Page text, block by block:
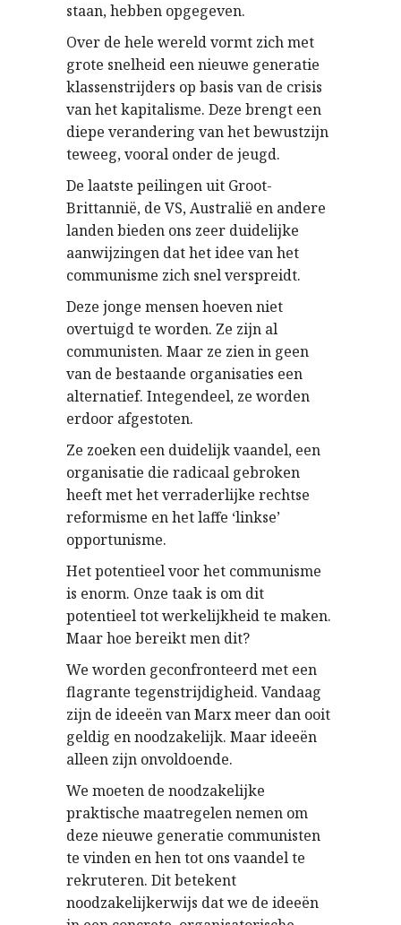
staan, hebben opgegeven.
Over de hele wereld vormt zich met
grote snelheid een nieuwe generatie
klassenstrijders op basis van de crisis
van het kapitalisme. Deze brengt een
diepe verandering van het bewustzijn
teweeg, vooral onder de jeugd.
De laatste peilingen uit Groot-
Brittannië, de VS, Australië en andere
landen bieden ons zeer duidelijke
aanwijzingen dat het idee van het
communisme zich snel verspreidt.
Deze jonge mensen hoeven niet
overtuigd te worden. Ze zijn al
communisten. Maar ze zien in geen
van de bestaande organisaties een
alternatief. Integendeel, ze worden
erdoor afgestoten.
Ze zoeken een duidelijk vaandel, een
organisatie die radicaal gebroken
heeft met het verraderlijke rechtse
reformisme en het laffe ‘linkse’
opportunisme.
Het potentieel voor het communisme
is enorm. Onze taak is om dit
potentieel tot werkelijkheid te maken.
Maar hoe bereikt men dit?
We worden geconfronteerd met een
flagrante tegenstrijdigheid. Vandaag
zijn de ideeën van Marx meer dan ooit
geldig en noodzakelijk. Maar ideeën
alleen zijn onvoldoende.
We moeten de noodzakelijke
praktische maatregelen nemen om
deze nieuwe generatie communisten
te vinden en hen tot ons vaandel te
rekruteren. Dit betekent
noodzakelijkerwijs dat we de ideeën